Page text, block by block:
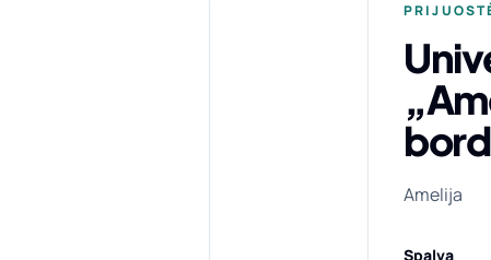
Amelija
Spalva